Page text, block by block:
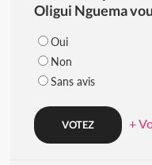
Oligui Nguema
Oui
Non
Sans avis
+